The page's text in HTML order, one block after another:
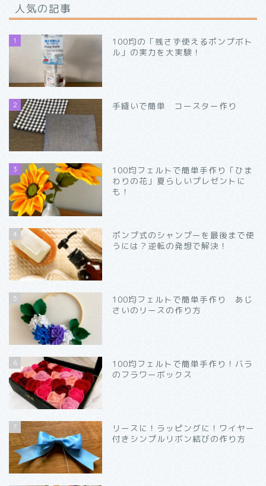
人気の記事
1
100均の「残さず使えるポンプボト
ル」の実力を大実験！
2 手縫いで簡単 コースター作り
3
100均フェルトで簡単手作り「ひま
わりの花」夏らしいプレゼントに
も！
4
ポンプ式のシャンプーを最後まで使
うには？逆転の発想で解決！
5
100均フェルトで簡単手作り あじ
さいのリースの作り方
6
100均フェルトで簡単手作り！バラ
のフラワーボックス
7
リースに！ラッピングに！ワイヤー
付きシンプルリボン結びの作り方